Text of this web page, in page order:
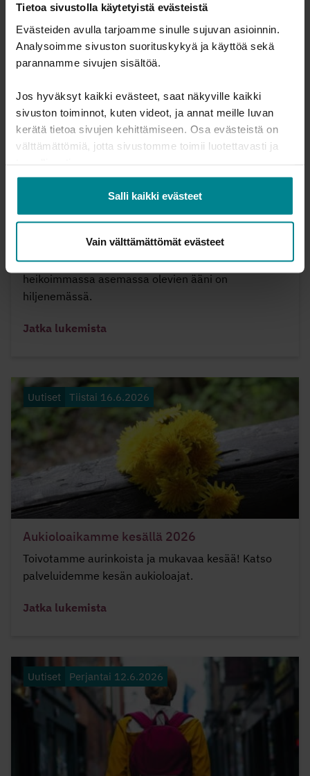
Tietoa sivustolla käytetyistä evästeistä
Evästeiden avulla tarjoamme sinulle sujuvan asioinnin.
Analysoimme sivuston suorituskykyä ja käyttöä sekä
parannamme sivujen sisältöä.
Jos hyväksyt kaikki evästeet, saat näkyville kaikki
sivuston toiminnot, kuten videot, ja annat meille luvan
kerätä tietoa sivujen kehittämiseen. Osa evästeistä on
välttämättömiä, jotta sivustomme toimii luotettavasti ja
Salli kaikki evästeet
Vain välttämättömät evästeet
Uutiset Keskiviikko 17.6.2026
ollaan tiukentamassa vuodelle 2027. Uudet
avustuskriteerit ovat herättäneet järjestökentällä
hämmennystä. Vakavana huolena on, että
heikoimmassa asemassa olevien ääni on
hiljenemässä.
Jatka lukemista
Uutiset Tiistai 16.6.2026
Aukioloaikamme kesällä 2026
Toivotamme aurinkoista ja mukavaa kesää! Katso
palveluidemme kesän aukioloajat.
Jatka lukemista
Uutiset Perjantai 12.6.2026